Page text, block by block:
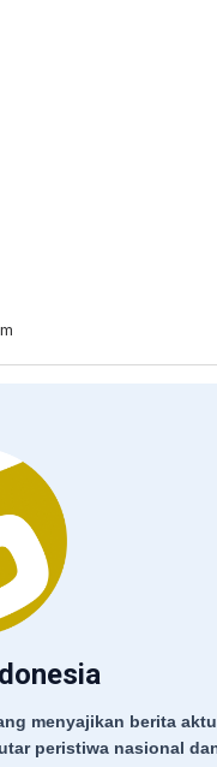
menyajikan berita
peristiwa nasional